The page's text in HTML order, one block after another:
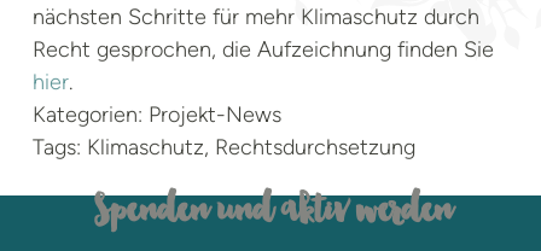
nächsten Schritte für mehr Klimaschutz durch
Recht gesprochen, die Aufzeichnung finden Sie
hier.
Kategorien: Projekt-News
Tags: Klimaschutz, Rechtsdurchsetzung
Spenden und aktiv werden